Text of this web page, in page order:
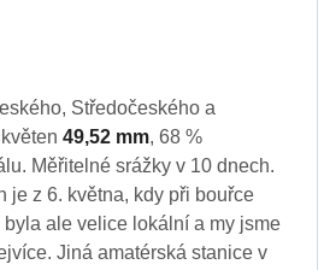
Středočeského a
49,52 mm, 68 %
Měřitelné srážky v 10 dnech.
je z 6. května, kdy při bouřce
byla ale velice lokální a my jsme
Jiná amatérská stanice v